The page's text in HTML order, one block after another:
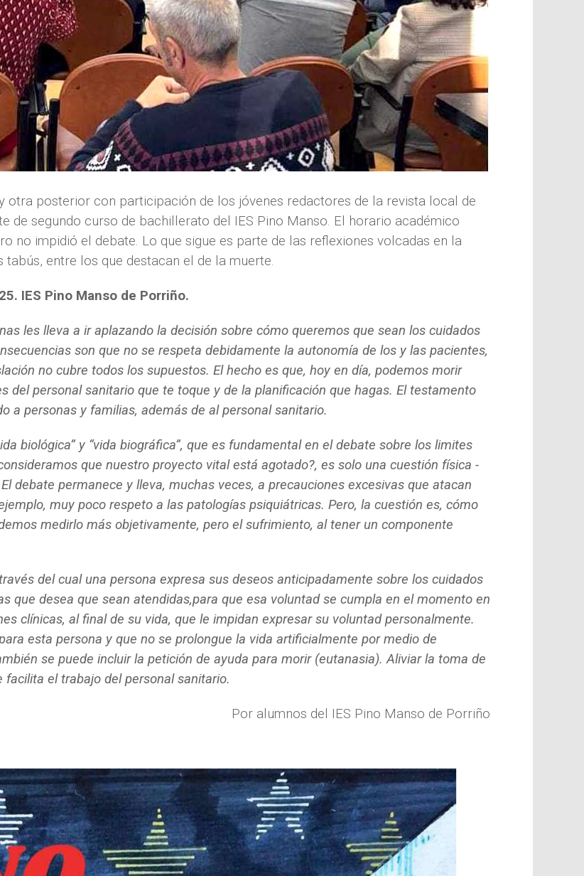
otra posterior con participación de los jóvenes redactores de la revista local de
de segundo curso de bachillerato del IES Pino Manso. El horario académico
no impidió el debate. Lo que sigue es parte de las reflexiones volcadas en la
tabús, entre los que destacan el de la muerte.
IES Pino Manso de Porriño.
les lleva a ir aplazando la decisión sobre cómo queremos que sean los cuidados
son que no se respeta debidamente la autonomía de los y las pacientes,
no cubre todos los supuestos. El hecho es que, hoy en día, podemos morir
del personal sanitario que te toque y de la planificación que hagas. El testamento
a personas y familias, además de al personal sanitario.
biológica” y “vida biográfica”, que es fundamental en el debate sobre los limites
que nuestro proyecto vital está agotado?, es solo una cuestión física -
debate permanece y lleva, muchas veces, a precauciones excesivas que atacan
muy poco respeto a las patologías psiquiátricas. Pero, la cuestión es, cómo
medirlo más objetivamente, pero el sufrimiento, al tener un componente
del cual una persona expresa sus deseos anticipadamente sobre los cuidados
que desea que sean atendidas,para que esa voluntad se cumpla en el momento en
clínicas, al final de su vida, que le impidan expresar su voluntad personalmente.
esta persona y que no se prolongue la vida artificialmente por medio de
se puede incluir la petición de ayuda para morir (eutanasia). Aliviar la toma de
el trabajo del personal sanitario.
Por alumnos del IES Pino Manso de Porriño